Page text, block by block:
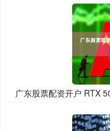
广东股票配资开户 RTX